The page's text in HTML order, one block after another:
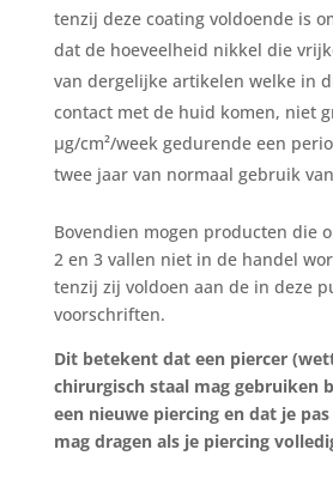
tenzij deze coating voldoende is
dat de hoeveelheid nikkel die
van dergelijke artikelen welke in
contact met de huid komen, niet
µg/cm²/week gedurende een
twee jaar van normaal gebruik
Bovendien mogen producten die
2 en 3 vallen niet in de handel
tenzij zij voldoen aan de in deze
voorschriften.
Dit betekent dat een piercer
chirurgisch staal mag gebruiken
een nieuwe piercing en dat je
mag dragen als je piercing